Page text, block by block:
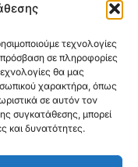
τεχνολογίες
σε πληροφορίες
θα μας
χαρακτήρα, όπως
σε αυτόν τον
συγκατάθεσης, μπορεί
και δυνατότητες.